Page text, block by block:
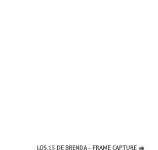
LOS 15 DE BRENDA – FRAME CAPTURE